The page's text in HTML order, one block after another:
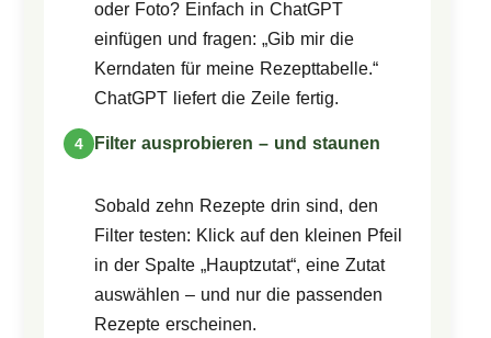
oder Foto? Einfach in ChatGPT
einfügen und fragen: „Gib mir die
Kerndaten für meine Rezepttabelle.“
ChatGPT liefert die Zeile fertig.
Filter ausprobieren – und staunen
Sobald zehn Rezepte drin sind, den
Filter testen: Klick auf den kleinen Pfeil
in der Spalte „Hauptzutat“, eine Zutat
auswählen – und nur die passenden
Rezepte erscheinen.